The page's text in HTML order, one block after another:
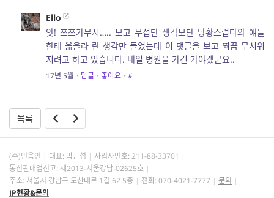
Ello
앗! 쯔쯔가무시….. 보고 무섭단 생각보단 당황스럽다와 얘들
한테 옮을라 란 생각만 들었는데 이 댓글을 보고 쬐끔 무서워
지려고 하고 있습니다. 내일 병원을 가긴 가야겠군요..
17년 5월 · 답글 · 좋아요 · #
목록
(주)민음인 대표: 박근섭 사업자번호: 211-88-33701
통신판매업신고: 제2013-서울강남-02625호
주소: 서울시 강남구 도산대로 1길 62 5층
전화: 070-4021-7777
문의
IP현황&문의